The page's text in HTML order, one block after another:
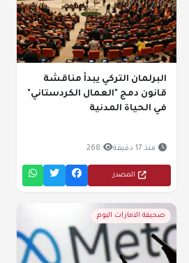
البرلمان التركي يبدأ مناقشة
قانون دمج "العمال الكردستاني"
في الحياة المدنية
منذ 17 دقيقة 268
المصدر
صحيفة الامارات اليوم